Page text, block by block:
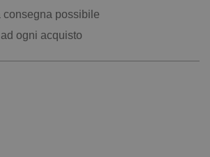
consegna possibile
ogni acquisto